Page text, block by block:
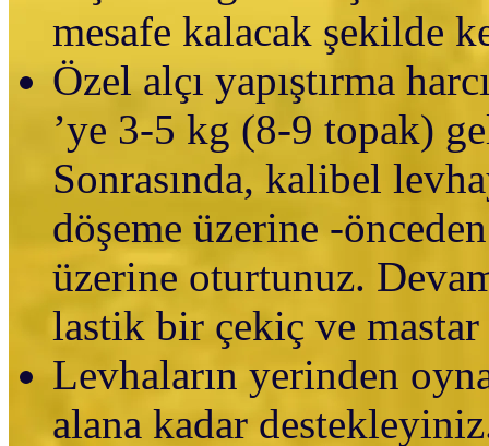
mesafe kalacak şekilde
Özel alçı yapıştırma
’ye 3-5 kg (8-9 topak)
Sonrasında, kalibel
döşeme üzerine -
üzerine oturtunuz.
lastik bir çekiç ve mastar
Levhaların yerinden
alana kadar